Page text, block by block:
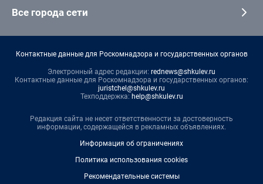
Все города сети
Контактные данные для Роскомнадзора и государственных органов
Электронный адрес редакции: rednews@shkulev.ru
Контактные данные для Роскомнадзора и государственных органов:
juristchel@shkulev.ru
Техподдержка: help@shkulev.ru
Редакция сайта не несет ответственности за достоверность
информации, содержащейся в рекламных объявлениях.
Информация об ограничениях
Политика использования cookies
Рекомендательные системы